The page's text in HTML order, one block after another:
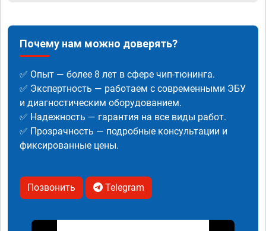
Почему нам можно доверять?
✅ Опыт — более 8 лет в сфере чип-тюнинга.
✅ Экспертность — работаем с современными ЭБУ
и диагностическим оборудованием.
✅ Надежность — гарантия на все виды работ.
✅ Прозрачность — подробные консультации и
фиксированные цены.
Позвонить Telegram